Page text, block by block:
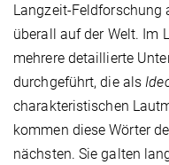
Langzeit-Feldforschung
überall auf der Welt. Im
mehrere detaillierte
durchgeführt, die als
charakteristischen
kommen diese Wörter
nächsten. Sie galten